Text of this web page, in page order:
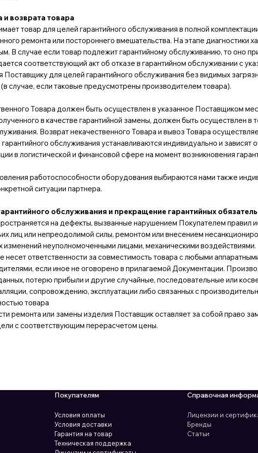
возврата товара
товар для целей гарантийного обслуживания в полной
ремонта или постороннего вмешательства. На этапе диагностики
В случае если товар подлежит гарантийному обслуживанию, то оно
соответствующий акт об отказе в гарантийном обслуживании с
Поставщику для целей гарантийного обслуживания без видимых
случае, если таковые предусмотрены производителем товара).
Товара должен быть осуществлен в указанное Поставщиком
в качестве гарантийной замены, должен быть осуществлен в
Возврат некачественного Товара и вывоз Товара
обслуживания устанавливаются индивидуально и зависят
в логистической и финансовой сфере на момент возникновения
работоспособности оборудования выбираются нами также
ситуации партнера.
обслуживания и прекращение гарантийных
на дефекты, вызванные нарушением Покупателем правил
лиц или непреодолимой силы, ремонтом или внесением
изменений неуполномоченными лицами, механическими воздействиями.
несет ответственности за совместимость товара с любыми
если иное не оговорено в прилагаемой Документации.
потерю прибыли и другие случайные, последовательные или
сопровождению, эксплуатации либо связанных с
товара
ремонта или замены изделия Поставщик оставляет за собой право
с соответствующим перерасчетом цены.
Покупателям
Условия оплаты
Условия доставки
Гарантия на товар
Техническая поддержка
Справочная
Лицензии и
Бренды
Статьи